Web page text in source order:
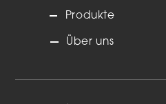
Produkte
Über uns